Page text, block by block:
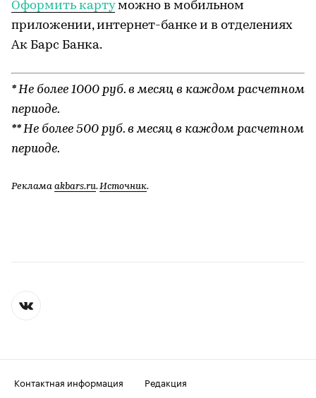
Оформить картуможно в мобильном
приложении, интернет-банке и в отделениях
Ак Барс Банка.
* Не более 1000 руб. в месяц в каждом расчетном
периоде.
** Не более 500 руб. в месяц в каждом расчетном
периоде.
Реклама akbars.ru.Источник.
Контактная информация
Редакция